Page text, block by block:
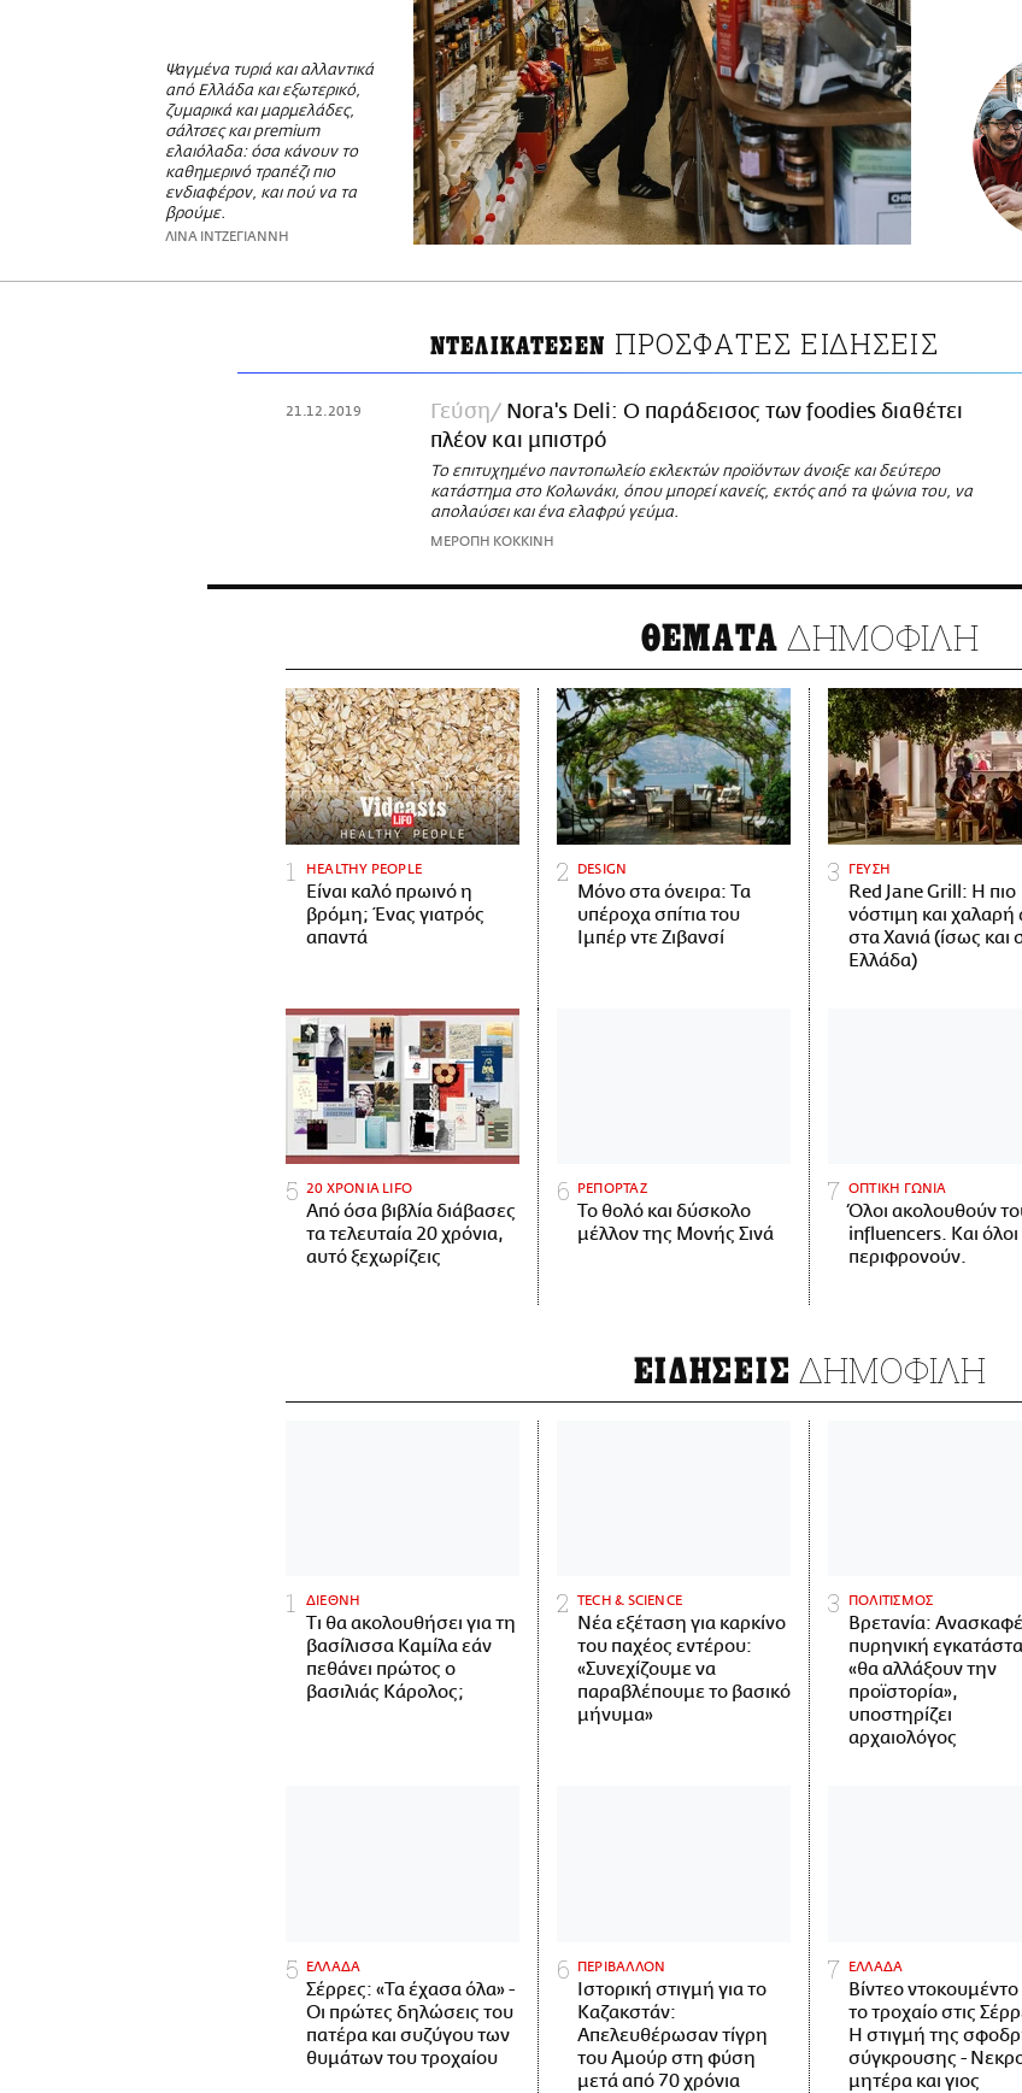
Ψαγμένα τυριά και αλλαντικά
από Ελλάδα και εξωτερικό,
ζυμαρικά και μαρμελάδες,
σάλτσες και premium
ελαιόλαδα: όσα κάνουν το
καθημερινό τραπέζι πιο
ενδιαφέρον, και πού να τα
βρούμε.
ΛΙΝΑ ΙΝΤΖΕΓΙΑΝΝΗ
ΝΤΕΛΙΚΑΤΕΣΕΝ ΠΡΟΣΦΑΤΕΣ ΕΙΔΗΣΕΙΣ
21.12.2019 Γεύση
Nora's Deli: O παράδεισος των foodies διαθέτει
πλέον και μπιστρό
Το επιτυχημένο παντοπωλείο εκλεκτών προϊόντων άνοιξε και δεύτερο
κατάστημα στο Κολωνάκι, όπου μπορεί κανείς, εκτός από τα ψώνια του, να
απολαύσει και ένα ελαφρύ γεύμα.
ΜΕΡΟΠΗ ΚΟΚΚΙΝΗ
ΘΕΜΑΤΑ ΔΗΜΟΦΙΛΗ
HEALTHY PEOPLE
Είναι καλό πρωινό η
βρόμη; Ένας γιατρός
απαντά
DESIGN
Μόνο στα όνειρα: Τα
υπέροχα σπίτια του
Ιμπέρ ντε Ζιβανσί
ΓΕΥΣΗ
Red Jane Grill: Η πιο
νόστιμη και χαλαρή
στα Χανιά (ίσως και
Ελλάδα)
20 ΧΡΟΝΙΑ LIFO
Από όσα βιβλία διάβασες
τα τελευταία 20 χρόνια,
αυτό ξεχωρίζεις
ΡΕΠΟΡΤΑΖ
Το θολό και δύσκολο
μέλλον της Μονής Σινά
ΟΠΤΙΚΗ ΓΩΝΙΑ
Όλοι ακολουθούν
influencers. Και όλοι
περιφρονούν.
ΕΙΔΗΣΕΙΣ ΔΗΜΟΦΙΛΗ
ΔΙΕΘΝΗ
Τι θα ακολουθήσει για τη
βασίλισσα Καμίλα εάν
πεθάνει πρώτος ο
βασιλιάς Κάρολος;
ΤECH & SCIENCE
Νέα εξέταση για καρκίνο
του παχέος εντέρου:
«Συνεχίζουμε να
παραβλέπουμε το βασικό
μήνυμα»
ΠΟΛΙΤΙΣΜΟΣ
Βρετανία:
πυρηνική
«θα αλλάξουν την
προϊστορία»,
υποστηρίζει
αρχαιολόγος
ΕΛΛΑΔΑ
Σέρρες: «Τα έχασα όλα» -
Οι πρώτες δηλώσεις του
πατέρα και συζύγου των
θυμάτων του τροχαίου
ΠΕΡΙΒΑΛΛΟΝ
Ιστορική στιγμή για το
Καζακστάν:
Απελευθέρωσαν τίγρη
του Αμούρ στη φύση
μετά από 70 χρόνια
ΕΛΛΑΔΑ
Βίντεο
το τροχαίο στις
Η στιγμή της
σύγκρουσης -
μητέρα και γιος